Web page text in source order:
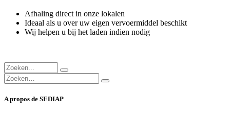
Afhaling direct in onze lokalen
Ideaal als u over uw eigen vervoermiddel beschikt
Wij helpen u bij het laden indien nodig
A propos de SEDIAP